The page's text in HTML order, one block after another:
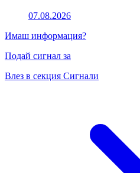
07.08.2026
Имаш информация?
Подай сигнал за
Влез в секция Сигнали